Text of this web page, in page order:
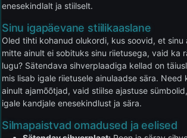
enesekindlalt ja stiilselt.
Sinu igapäevane stiilikaaslane
Oled tihti kohanud olukordi, kus soovid, et sinu
mitte ainult ei sobituks sinu riietusega, vaid ka
lugu? Sätendava sihverplaadiga kellad on
mis lisab igale riietusele ainulaadse sära. Need
ainult ajamõõtjad, vaid stiilse ajastuse
igale kandjale enesekindlust ja sära.
Silmapaistvad omadused ja eelised